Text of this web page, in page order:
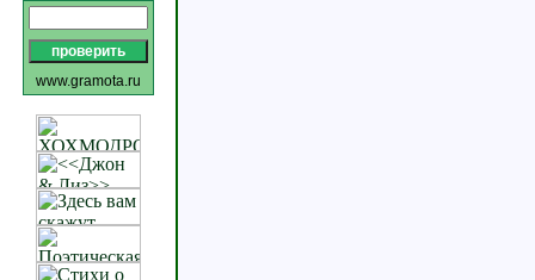
www.gramota.ru